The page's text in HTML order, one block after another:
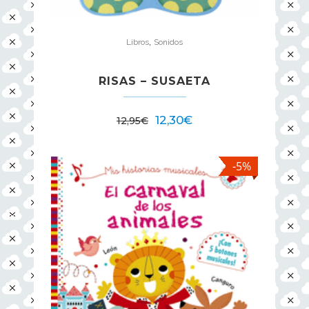
Libros Sonidos
RISAS – SUSAETA
12,95€ 12,30€
-5%